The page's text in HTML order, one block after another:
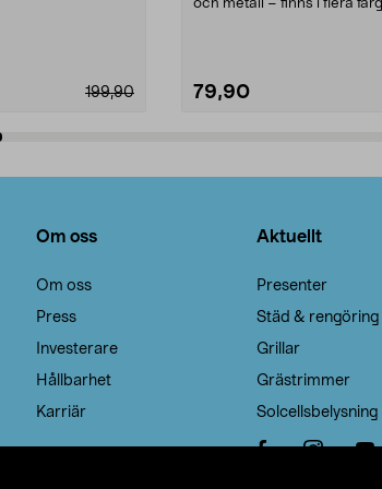
199,90
och metall – finns i flera
79,90
Om oss
Om oss
Press
Investerare
Hållbarhet
Karriär
Aktuellt
Presenter
Städ & rengöring
Grillar
Grästrimmer
Solcellsbelysning